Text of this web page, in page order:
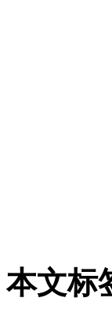
本文标